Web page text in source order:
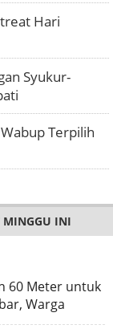
Hari
Syukur-
Terpilih
MINGGU INI
60 Meter untuk
Warga